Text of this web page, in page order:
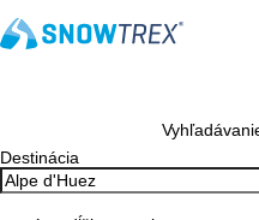
Destinácia